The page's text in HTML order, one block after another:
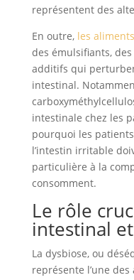
représentent des
En outre, les
des émulsifiants,
additifs qui
intestinal.
intestinale chez les
pourquoi les
l’intestin irritable
particulière à la
consomment.
Le rôle
intestinal
La dysbiose, ou
représente l’une